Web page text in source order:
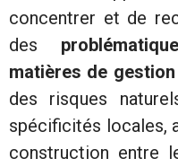
concentrer et de
des
matières de
des risques
spécificités locales,
construction entre